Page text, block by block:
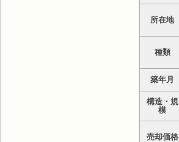
所在地
種類
築年月
構造・規
模
売却価格